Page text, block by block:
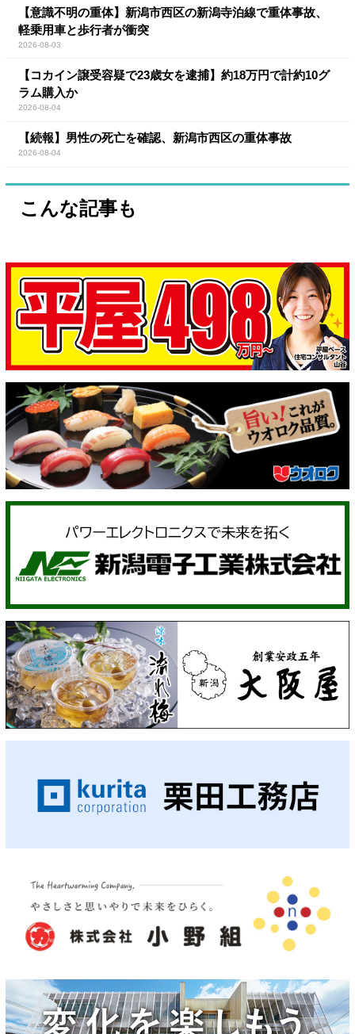
【意識不明の重体】新潟市西区の新潟寺泊線で重体事故、
軽乗用車と歩行者が衝突
2026-08-03
【コカイン譲受容疑で23歳女を逮捕】約18万円で計約10グ
ラム購入か
2026-08-04
【続報】男性の死亡を確認、新潟市西区の重体事故
2026-08-04
こんな記事も